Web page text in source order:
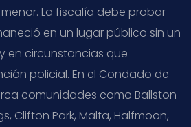
La fiscalía debe probar
en un lugar público sin un
en circunstancias que
policial. En el Condado de
comunidades como Ballston
Clifton Park, Malta, Halfmoon,